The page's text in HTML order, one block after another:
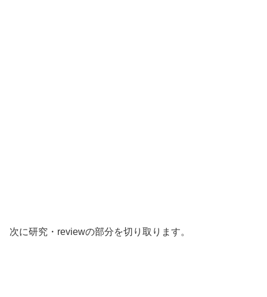
次に研究・reviewの部分を切り取ります。